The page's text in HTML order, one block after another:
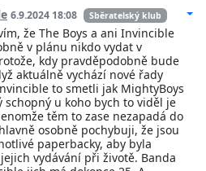
6.9.2024 18:08 Sběratelský klub
že The Boys a ani Invincible
v plánu nikdo vydat v
kdy pravděpodobně bude
aktuálně vychází nové řady
to smetli jak MightyBoys
schopný u koho bych to viděl je
těm to zase nezapadá do
osobně pochybuji, že jsou
paperbacky, aby byla
vydávání při životě. Banda